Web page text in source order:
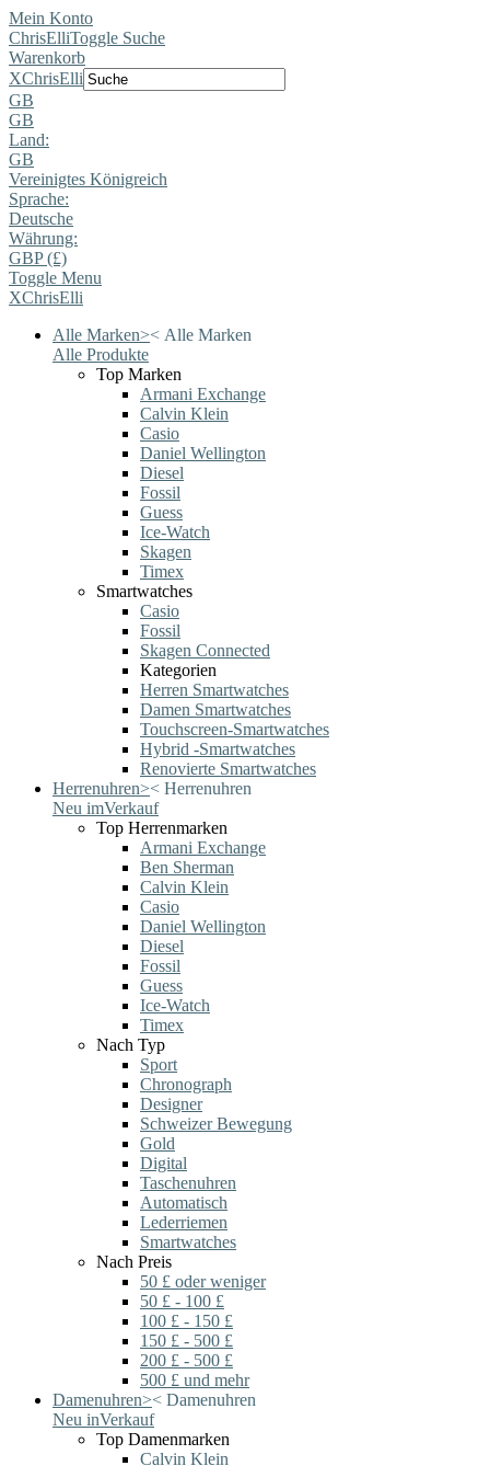
Mein Konto
ChrisElliToggle Suche
Warenkorb
XChrisElli
GB
GB
Land:
GB
Vereinigtes Königreich
Sprache:
Deutsche
Währung:
GBP (£)
Toggle Menu
XChrisElli
Alle Marken>< Alle Marken
Alle Produkte
Top Marken
Armani Exchange
Calvin Klein
Casio
Daniel Wellington
Diesel
Fossil
Guess
Ice-Watch
Skagen
Timex
Smartwatches
Casio
Fossil
Skagen Connected
Kategorien
Herren Smartwatches
Damen Smartwatches
Touchscreen-Smartwatches
Hybrid -Smartwatches
Renovierte Smartwatches
Herrenuhren>< Herrenuhren
Neu imVerkauf
Top Herrenmarken
Armani Exchange
Ben Sherman
Calvin Klein
Casio
Daniel Wellington
Diesel
Fossil
Guess
Ice-Watch
Timex
Nach Typ
Sport
Chronograph
Designer
Schweizer Bewegung
Gold
Digital
Taschenuhren
Automatisch
Lederriemen
Smartwatches
Nach Preis
50 £ oder weniger
50 £ - 100 £
100 £ - 150 £
150 £ - 500 £
200 £ - 500 £
500 £ und mehr
Damenuhren>< Damenuhren
Neu inVerkauf
Top Damenmarken
Calvin Klein